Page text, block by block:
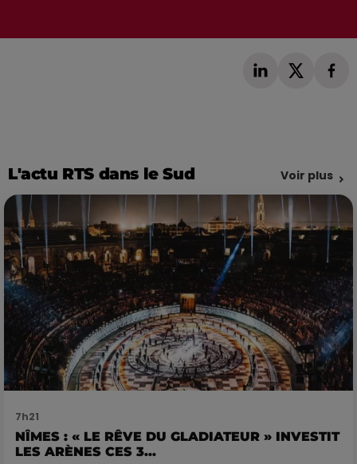
L'actu RTS dans le Sud Voir plus
7h21
NÎMES : « LE RÊVE DU GLADIATEUR » INVESTIT
LES ARÈNES CES 3...